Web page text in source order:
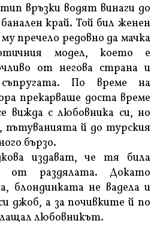
връзки водят винаги до
край. Той бил женен
пречело редовно да мачка
модел, което е
от негова страна и
По време на
прекарваше доста време
вижда с любовника си, но
пътуванията й до турския
бързо.
издават, че тя била
от раздялата. Докато
блондинката не вадела и
джоб, а за почивките й по
любовникът.